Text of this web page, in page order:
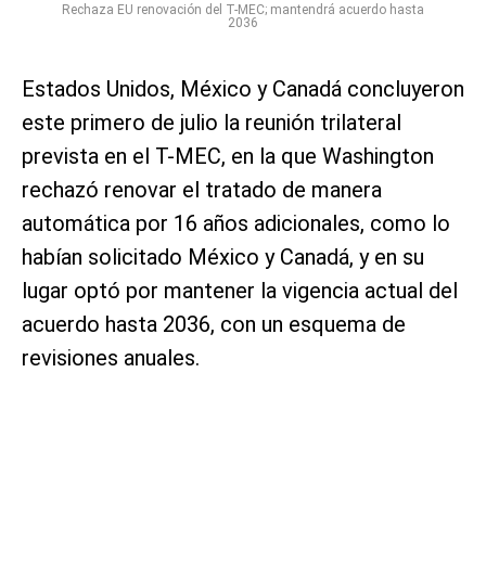
Rechaza EU renovación del T-MEC; mantendrá acuerdo hasta
2036
Estados Unidos, México y Canadá concluyeron
este primero de julio la reunión trilateral
prevista en el T-MEC, en la que Washington
rechazó renovar el tratado de manera
automática por 16 años adicionales, como lo
habían solicitado México y Canadá, y en su
lugar optó por mantener la vigencia actual del
acuerdo hasta 2036, con un esquema de
revisiones anuales.